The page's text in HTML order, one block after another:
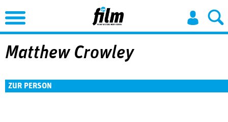
Jump to Navigation
Matthew Crowley
ZUR PERSON